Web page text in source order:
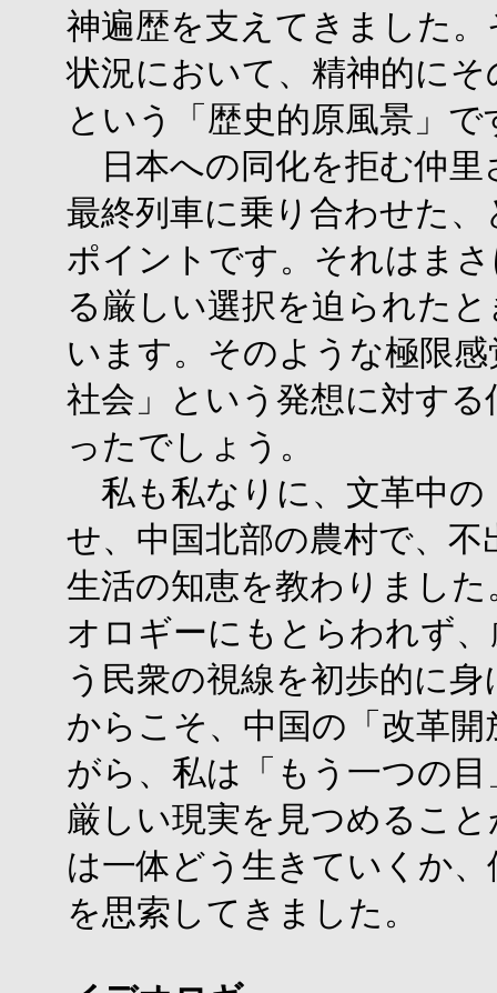
神遍歴を支えてきました
状況において、精神的に
という「歴史的原風景」で
日本への同化を拒む仲里
最終列車に乗り合わせた
ポイントです。それはま
る厳しい選択を迫られた
います。そのような極限
社会」という発想に対す
ったでしょう。
私も私なりに、文革中の
せ、中国北部の農村で、
生活の知恵を教わりまし
オロギーにもとらわれず
う民衆の視線を初歩的に
からこそ、中国の「改革
がら、私は「もう一つの
厳しい現実を見つめるこ
は一体どう生きていくか
を思索してきました。